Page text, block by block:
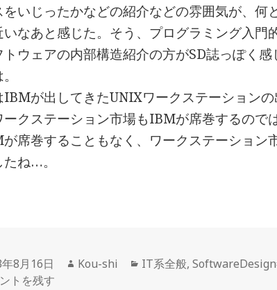
をいじったかなどの紹介などの雰囲気が、何
いなあと感じた。そう、プログラミング入門
トウェアの内部構造紹介の方がSD誌っぽく
IBMが出してきたUNIXワークステーション
ークステーション市場もIBMが席巻するので
席巻することもなく、ワークステーション
ね…。
8月16日
作
Kou-shi
カ
IT系全般,SoftwareDesign
Design 1991年5月号 に
トを残す